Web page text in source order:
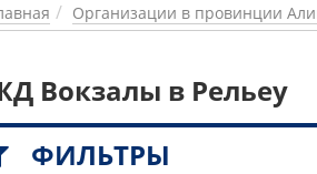
Организации в провинции
Вокзалы в Рельеу
ФИЛЬТРЫ